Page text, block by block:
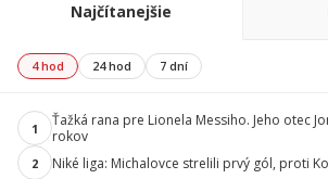
Najčítanejšie
4 hod 24 hod 7 dní
1
Ťažká rana pre Lionela Messiho. Jeho otec
rokov
2 Niké liga: Michalovce strelili prvý gól, proti